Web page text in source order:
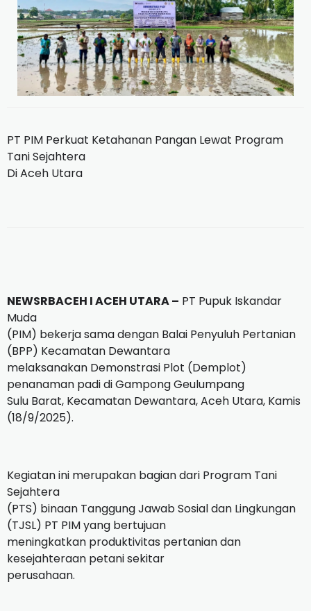
PT PIM Perkuat Ketahanan Pangan Lewat Program
Tani Sejahtera
Di Aceh Utara
NEWSRBACEH I ACEH UTARA – PT Pupuk Iskandar
Muda
(PIM) bekerja sama dengan Balai Penyuluh Pertanian
(BPP) Kecamatan Dewantara
melaksanakan Demonstrasi Plot (Demplot)
penanaman padi di Gampong Geulumpang
Sulu Barat, Kecamatan Dewantara, Aceh Utara, Kamis
(18/9/2025).
Kegiatan ini merupakan bagian dari Program Tani
Sejahtera
(PTS) binaan Tanggung Jawab Sosial dan Lingkungan
(TJSL) PT PIM yang bertujuan
meningkatkan produktivitas pertanian dan
kesejahteraan petani sekitar
perusahaan.